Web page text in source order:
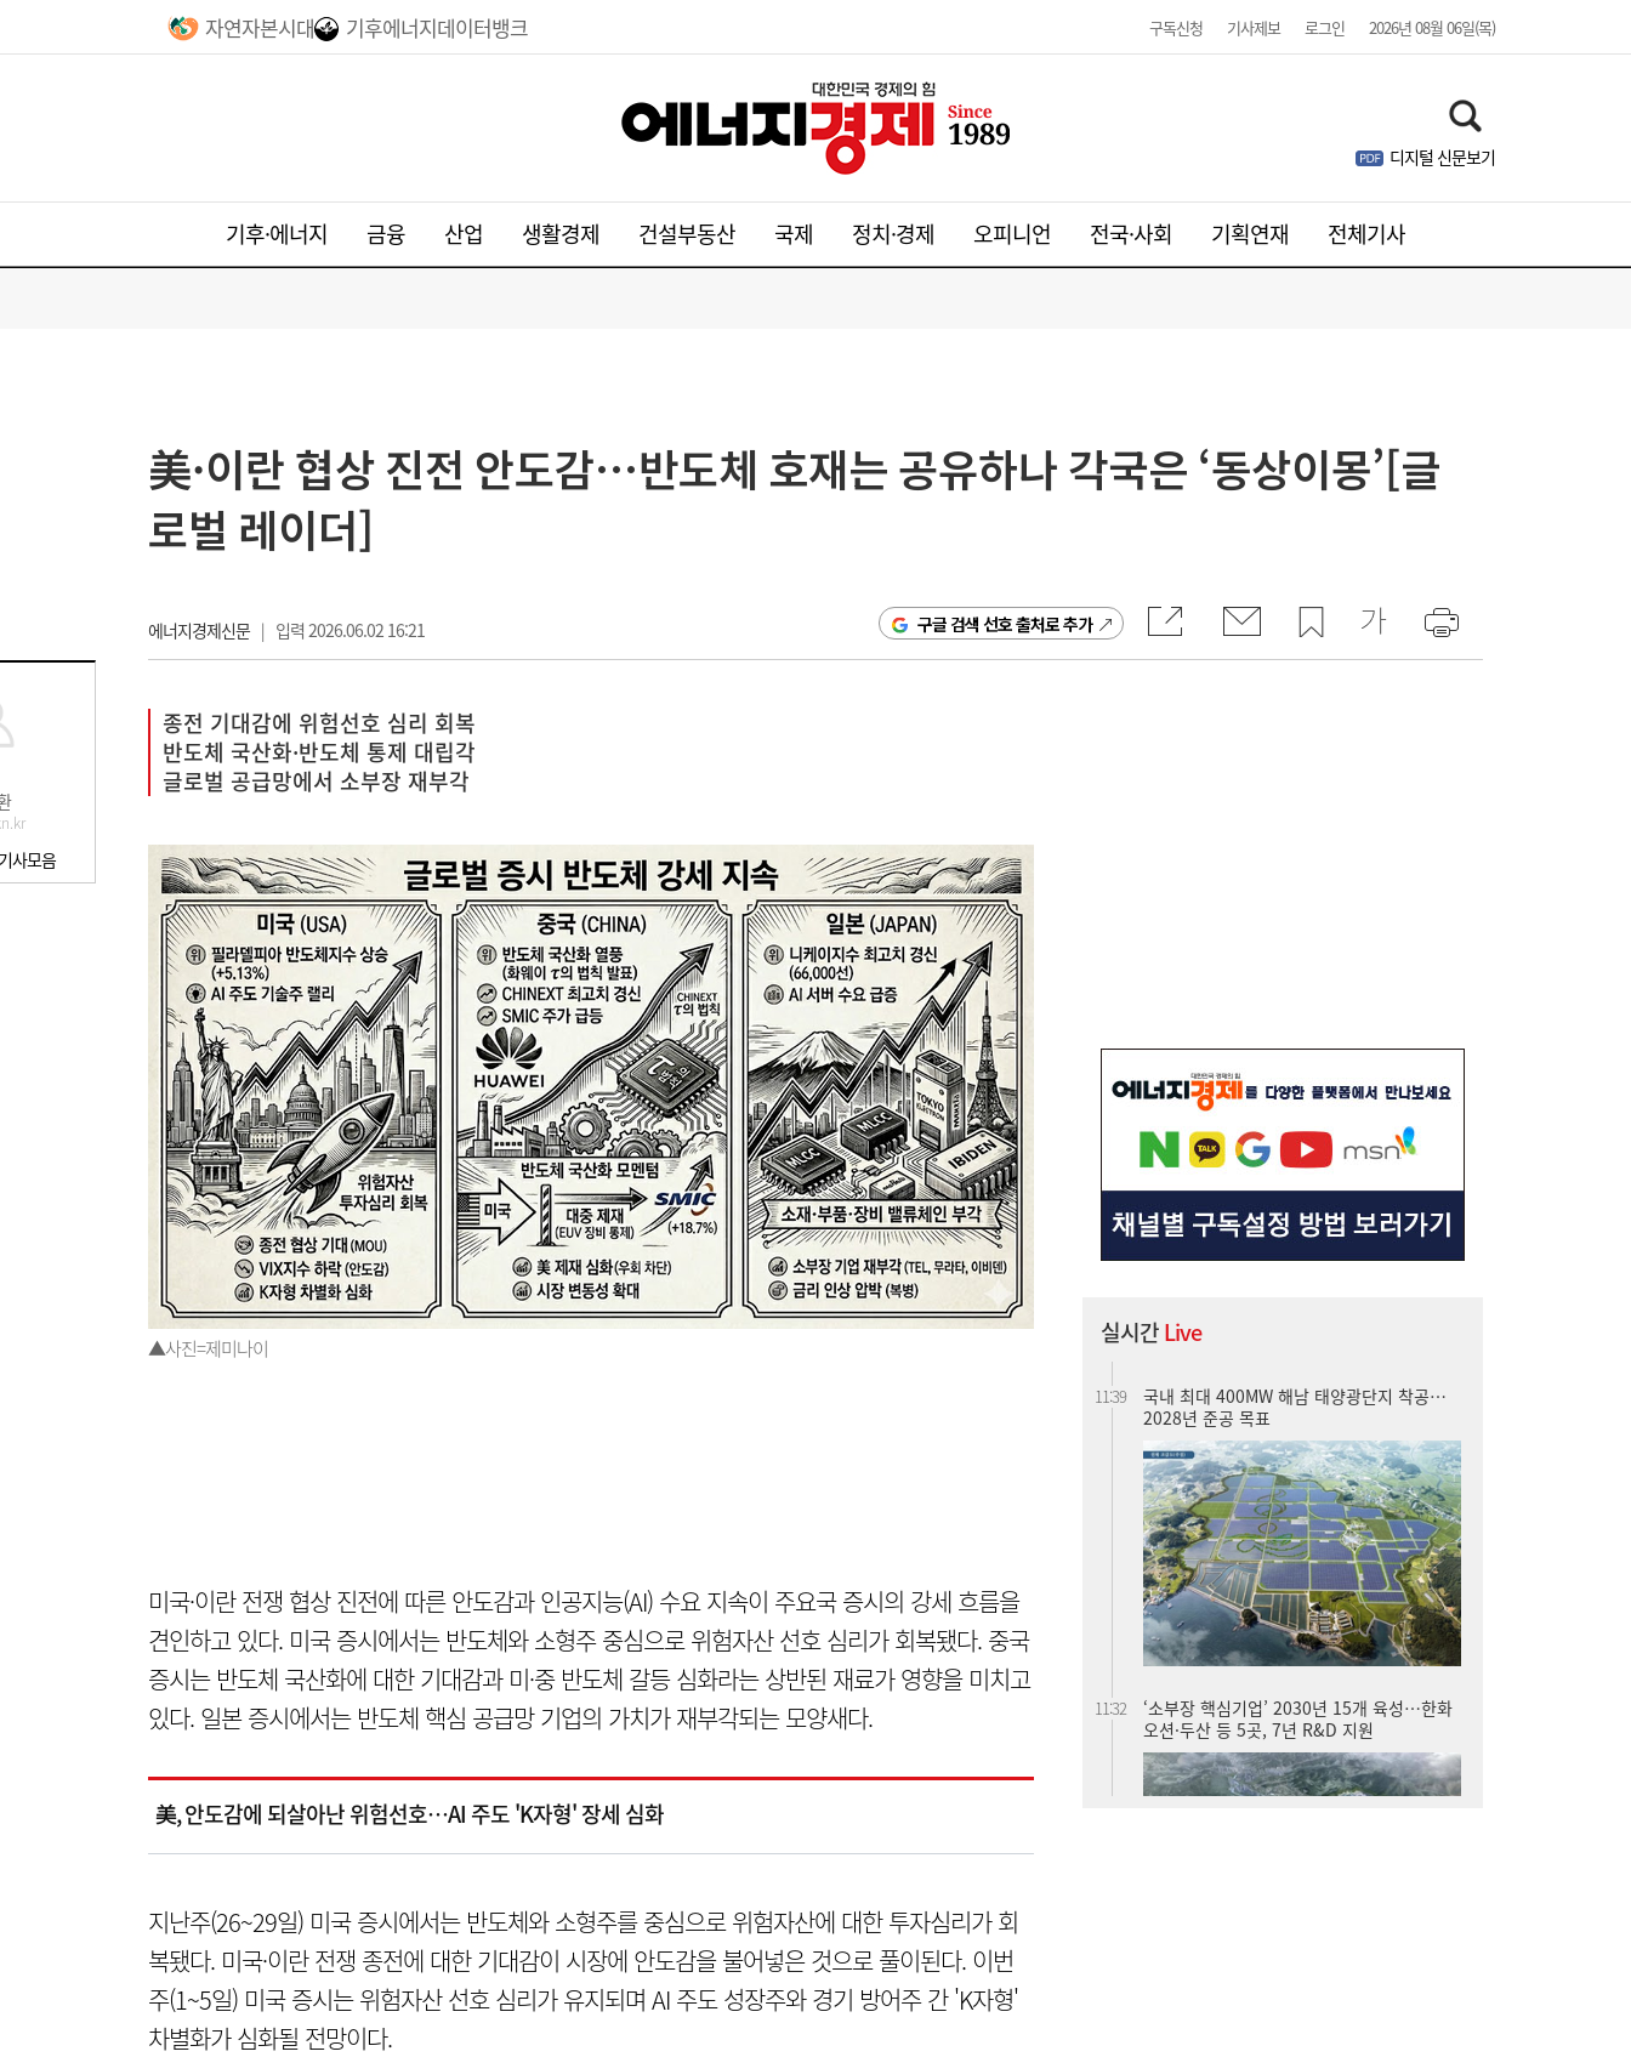
자연자본시대 기후에너지데이터뱅크 구독신청 기사제보 로그인 2026년 08월 06일(목)
디지털 신문보기
기후·에너지 금융 산업 생활경제 건설부동산 국제 정치·경제 오피니언 전국·사회 기획연재 전체기사
사모음
美·이란 협상 진전 안도감…반도체 호재는 공유하나 각국은 ‘동상이몽’[글
로벌 레이더]
에너지경제신문| 입력 2026.06.02 16:21 구글 검색 선호 출처로 추가
종전 기대감에 위험선호 심리 회복
반도체 국산화·반도체 통제 대립각
글로벌 공급망에서 소부장 재부각
▲사진=제미나이
미국·이란 전쟁 협상 진전에 따른 안도감과 인공지능(AI) 수요 지속이 주요국 증시의 강세 흐름을
견인하고 있다. 미국 증시에서는 반도체와 소형주 중심으로 위험자산 선호 심리가 회복됐다. 중국
증시는 반도체 국산화에 대한 기대감과 미·중 반도체 갈등 심화라는 상반된 재료가 영향을 미치고
있다. 일본 증시에서는 반도체 핵심 공급망 기업의 가치가 재부각되는 모양새다.
美, 안도감에 되살아난 위험선호…AI 주도 'K자형' 장세 심화
지난주(26~29일) 미국 증시에서는 반도체와 소형주를 중심으로 위험자산에 대한 투자심리가 회
복됐다. 미국·이란 전쟁 종전에 대한 기대감이 시장에 안도감을 불어넣은 것으로 풀이된다. 이번
주(1~5일) 미국 증시는 위험자산 선호 심리가 유지되며 AI 주도 성장주와 경기 방어주 간 'K자형'
차별화가 심화될 전망이다.
실시간Live
11:53
기상산업 기업·제품 탐방회 참가자 모집…“산
업-수요기관 연결 기회”
11:45
민간 발전량 126% 오를 때 발전5사 27% 감
소…통합발전사 출범으로 진검승부 예고
2028년 준공 목표
오션·두산 등 5곳, 7년 R&D 지원